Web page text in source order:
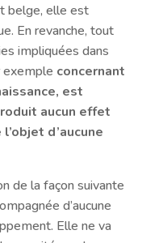
belge, elle est
En revanche, tout
impliquées dans
exemple concernant
est
aucun effet
d’aucune
de la façon suivante
d’aucune
Elle ne va